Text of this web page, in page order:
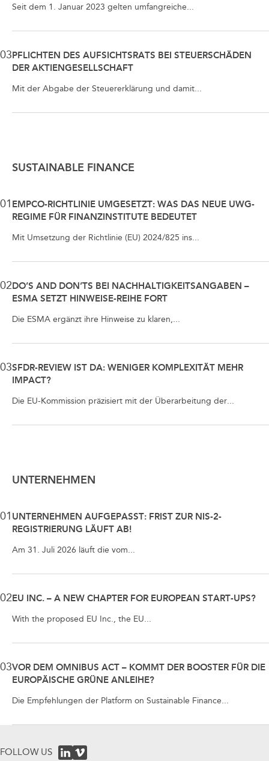
Seit dem 1. Januar 2023 gelten umfangreiche...
03PFLICHTEN DES AUFSICHTSRATS BEI STEUERSCHÄDEN
DER AKTIENGESELLSCHAFT
Mit der Abgabe der Steuererklärung und damit...
SUSTAINABLE FINANCE
01 EMPCO-RICHTLINIE UMGESETZT: WAS DAS NEUE UWG-
REGIME FÜR FINANZINSTITUTE BEDEUTET
Mit Umsetzung der Richtlinie (EU) 2024/825 ins...
02DO’S AND DON’TS BEI NACHHALTIGKEITSANGABEN –
ESMA SETZT HINWEISE-REIHE FORT
Die ESMA ergänzt ihre Hinweise zu klaren,...
03SFDR-REVIEW IST DA: WENIGER KOMPLEXITÄT MEHR
IMPACT?
Die EU-Kommission präzisiert mit der Überarbeitung der...
UNTERNEHMEN
01 UNTERNEHMEN AUFGEPASST: FRIST ZUR NIS-2-
REGISTRIERUNG LÄUFT AB!
Am 31. Juli 2026 läuft die vom...
02EU INC. – A NEW CHAPTER FOR EUROPEAN START-UPS?
With the proposed EU Inc., the EU...
03VOR DEM OMNIBUS ACT – KOMMT DER BOOSTER FÜR DIE
EUROPÄISCHE GRÜNE ANLEIHE?
Die Empfehlungen der Platform on Sustainable Finance...
FOLLOW US